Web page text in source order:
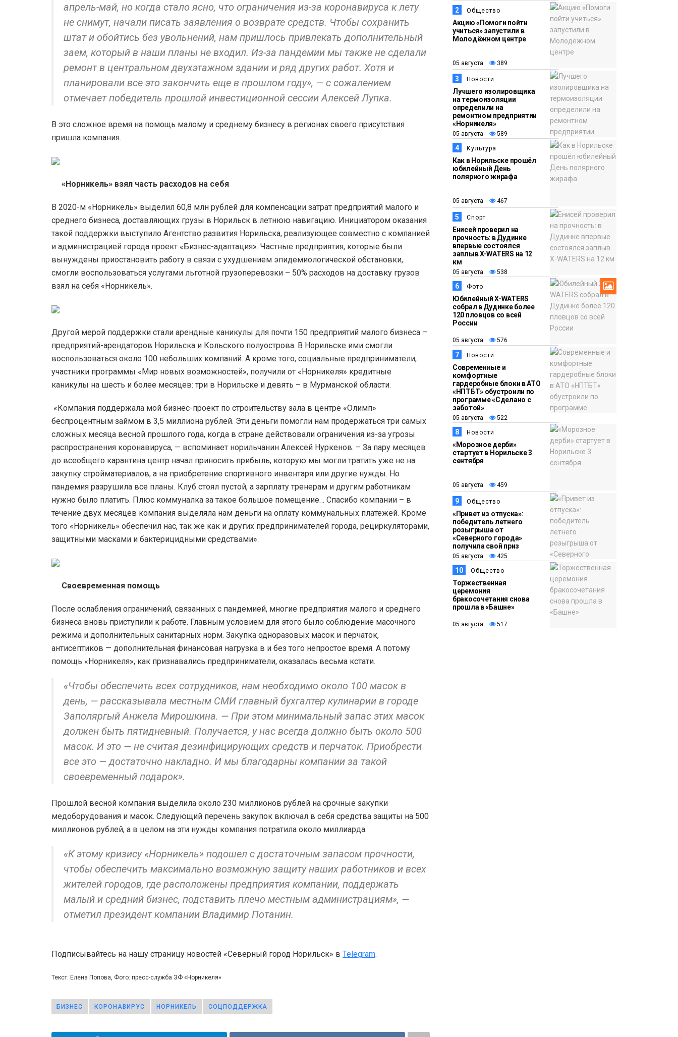
апрель-май, но когда стало ясно, что ограничения из-за коронавируса к лету
не снимут, начали писать заявления о возврате средств. Чтобы сохранить
штат и обойтись без увольнений, нам пришлось привлекать дополнительный
заем, который в наши планы не входил. Из-за пандемии мы также не сделали
ремонт в центральном двухэтажном здании и ряд других работ. Хотя и
планировали все это закончить еще в прошлом году», — с сожалением
отмечает победитель прошлой инвестиционной сессии Алексей Лупка.
В это сложное время на помощь малому и среднему бизнесу в регионах своего присутствия
пришла компания.
«Норникель» взял часть расходов на себя
В 2020-м «Норникель» выделил 60,8 млн рублей для компенсации затрат предприятий малого и
среднего бизнеса, доставляющих грузы в Норильск в летнюю навигацию. Инициатором оказания
такой поддержки выступило Агентство развития Норильска, реализующее совместно с компанией
и администрацией города проект «Бизнес-адаптация». Частные предприятия, которые были
вынуждены приостановить работу в связи с ухудшением эпидемиологической обстановки,
смогли воспользоваться услугами льготной грузоперевозки – 50% расходов на доставку грузов
взял на себя «Норникель».
Другой мерой поддержки стали арендные каникулы для почти 150 предприятий малого бизнеса –
предприятий-арендаторов Норильска и Кольского полуострова. В Норильске ими смогли
воспользоваться около 100 небольших компаний. А кроме того, социальные предприниматели,
участники программы «Мир новых возможностей», получили от «Норникеля» кредитные
каникулы на шесть и более месяцев: три в Норильске и девять – в Мурманской области.
«Компания поддержала мой бизнес-проект по строительству зала в центре «Олимп»
беспроцентным займом в 3,5 миллиона рублей. Эти деньги помогли нам продержаться три самых
сложных месяца весной прошлого года, когда в стране действовали ограничения из-за угрозы
распространения коронавируса, — вспоминает норильчанин Алексей Нуркенов. – За пару месяцев
до всеобщего карантина центр начал приносить прибыль, которую мы могли тратить уже не на
закупку стройматериалов, а на приобретение спортивного инвентаря или другие нужды. Но
пандемия разрушила все планы. Клуб стоял пустой, а зарплату тренерам и другим работникам
нужно было платить. Плюс коммуналка за такое большое помещение… Спасибо компании – в
течение двух месяцев компания выделяла нам деньги на оплату коммунальных платежей. Кроме
того «Норникель» обеспечил нас, так же как и других предпринимателей города, рециркуляторами,
защитными масками и бактерицидными средствами».
Своевременная помощь
После ослабления ограничений, связанных с пандемией, многие предприятия малого и среднего
бизнеса вновь приступили к работе. Главным условием для этого было соблюдение масочного
режима и дополнительных санитарных норм. Закупка одноразовых масок и перчаток,
антисептиков — дополнительная финансовая нагрузка в и без того непростое время. А потому
помощь «Норникеля», как признавались предприниматели, оказалась весьма кстати.
«Чтобы обеспечить всех сотрудников, нам необходимо около 100 масок в
день, — рассказывала местным СМИ главный бухгалтер кулинарии в городе
Заполяргый Анжела Мирошкина. — При этом минимальный запас этих масок
должен быть пятидневный. Получается, у нас всегда должно быть около 500
масок. И это — не считая дезинфицирующих средств и перчаток. Приобрести
все это — достаточно накладно. И мы благодарны компании за такой
своевременный подарок».
Прошлой весной компания выделила около 230 миллионов рублей на срочные закупки
медоборудования и масок. Следующий перечень закупок включал в себя средства защиты на 500
миллионов рублей, а в целом на эти нужды компания потратила около миллиарда.
«К этому кризису «Норникель» подошел с достаточным запасом прочности,
чтобы обеспечить максимально возможную защиту наших работников и всех
жителей городов, где расположены предприятия компании, поддержать
малый и средний бизнес, подставить плечо местным администрациям», —
отметил президент компании Владимир Потанин.
Подписывайтесь на нашу страницу новостей «Северный город Норильск» в Telegram.
Текст: Елена Попова, Фото: пресс-служба ЗФ «Норникеля»
БИЗНЕС КОРОНАВИРУС НОРНИКЕЛЬ СОЦПОДДЕРЖКА
13:58
05 августа
Новости
«Морозное дерби»
стартует в Норильске
3 сентября
13:11
05 августа
Общество
«Привет из отпуска»:
победитель летнего
розыгрыша от
«Северного города»
получила свой приз
12:32
05 августа
Торжественная
церемония
бракосочетания снова
2 Общество
Акцию «Помоги пойти
учиться» запустили в
Молодёжном центре
05 августа 389
3 Новости
Лучшего изолировщика
на термоизоляции
определили на
ремонтном предприятии
«Норникеля»
05 августа 589
4 Культура
Как в Норильске прошёл
юбилейный День
полярного жирафа
05 августа 467
5 Спорт
Енисей проверил на
прочность: в Дудинке
впервые состоялся
заплыв X-WATERS на 12
км
05 августа 538
6 Фото
Юбилейный X-WATERS
собрал в Дудинке более
120 пловцов со всей
России
05 августа 576
7 Новости
Современные и
комфортные
гардеробные блоки в АТО
«НПТБТ» обустроили по
программе «Сделано с
заботой»
05 августа 522
8 Новости
«Морозное дерби»
стартует в Норильске 3
сентября
05 августа 459
9 Общество
«Привет из отпуска»:
победитель летнего
розыгрыша от
«Северного города»
получила свой приз
05 августа 425
10 Общество
Торжественная
церемония
бракосочетания снова
прошла в «Башне»
05 августа 517